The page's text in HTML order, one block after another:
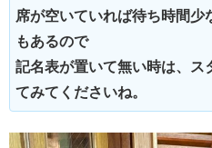
席が空いていれば待ち時間少
もあるので
記名表が置いて無い時は、ス
てみてくださいね。